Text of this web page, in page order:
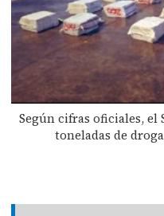
Según cifras oficiales, el
toneladas de